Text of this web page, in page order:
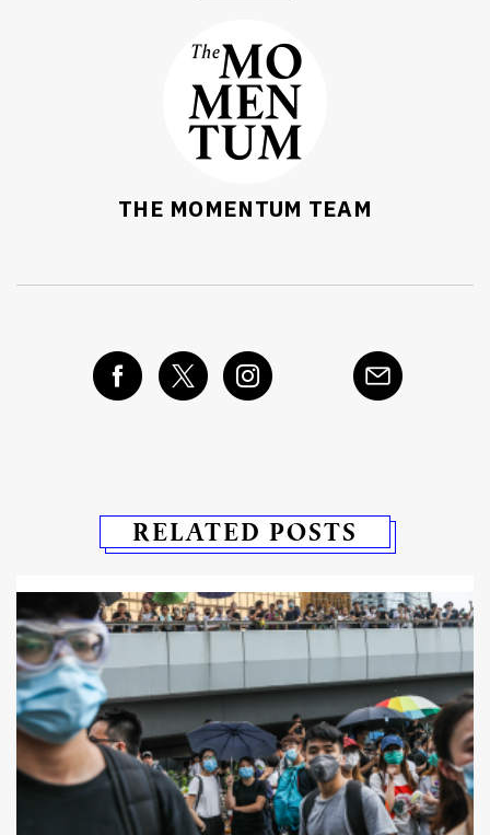
THE MOMENTUM TEAM
RELATED POSTS